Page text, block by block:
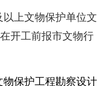
以上文物保护单位文
开工前报市文物行
物保护工程勘察设计